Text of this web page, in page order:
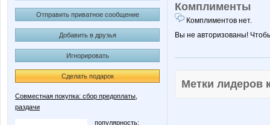
Отправить приватное сообщение
Добавить в друзья
Игнорировать
Сделать подарок
Совместная покупка: сбор предоплаты,
раздачи
популярность:
Комплименты
Комплиментов нет.
Вы не авторизованы!
Метки